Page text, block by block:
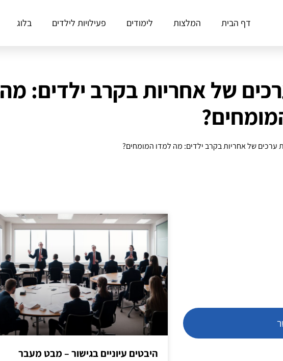
דף הבית המלצות לימודים פעילויות לילדים בלוג
של אחריות בקרב ילדים: מה
ערכים של אחריות בקרב ילדים: מה למדו המומחים?
היבטים עיוניים בגישור – מבט מעבר